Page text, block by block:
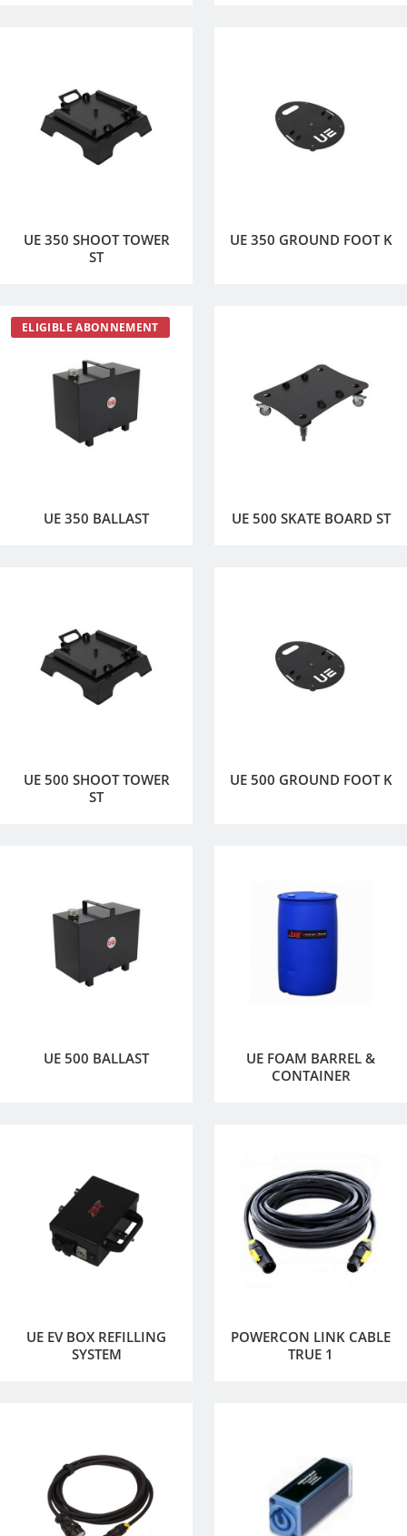
UE 350 SHOOT TOWER
ST
UE 350 GROUND FOOT K
ELIGIBLE ABONNEMENT
UE 350 BALLAST UE 500 SKATE BOARD ST
UE 500 SHOOT TOWER
ST
UE 500 GROUND FOOT K
UE 500 BALLAST
UE FOAM BARREL &
CONTAINER
UE EV BOX REFILLING
SYSTEM
POWERCON LINK CABLE
TRUE 1